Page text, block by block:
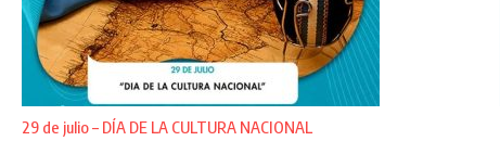
29 de julio – DÍA DE LA CULTURA NACIONAL